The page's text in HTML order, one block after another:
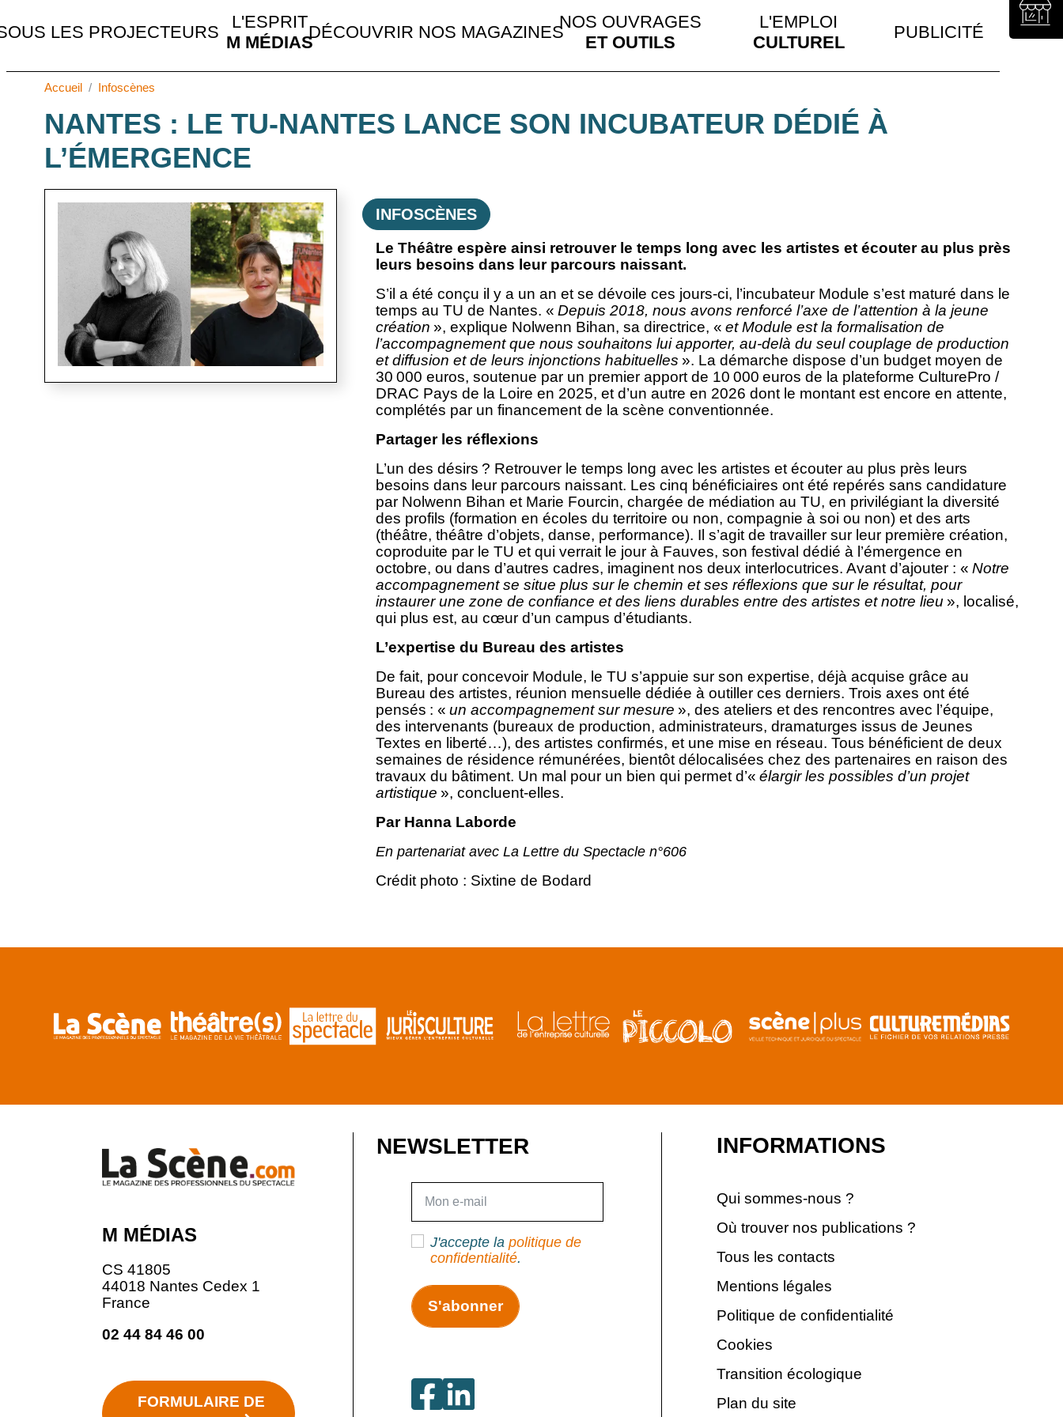
MAIN NAVIGATION
LES PROJECTEURS
L'ESPRIT
M MÉDIAS
DÉCOUVRIR NOS MAGAZINES
NOS OUVRAGES
ET OUTILS
L'EMPLOI
CULTUREL
PUBLICITÉ
Accueil Infoscènes
NANTES : LE TU-NANTES LANCE SON INCUBATEUR DÉDIÉ À
L’ÉMERGENCE
INFOSCÈNES
Image
Le Théâtre espère ainsi retrouver le temps long avec les artistes et écouter au plus près
leurs besoins dans leur parcours naissant.
S’il a été conçu il y a un an et se dévoile ces jours-ci, l’incubateur Module s’est maturé dans le
temps au TU de Nantes. « Depuis 2018, nous avons renforcé l’axe de l’attention à la jeune
création », explique Nolwenn Bihan, sa directrice, « et Module est la formalisation de
l’accompagnement que nous souhaitons lui apporter, au-delà du seul couplage de production
et diffusion et de leurs injonctions habituelles ». La démarche dispose d’un budget moyen de
30 000 euros, soutenue par un premier apport de 10 000 euros de la plateforme CulturePro /
DRAC Pays de la Loire en 2025, et d’un autre en 2026 dont le montant est encore en attente,
complétés par un financement de la scène conventionnée.
Partager les réflexions
L’un des désirs ? Retrouver le temps long avec les artistes et écouter au plus près leurs
besoins dans leur parcours naissant. Les cinq bénéficiaires ont été repérés sans candidature
par Nolwenn Bihan et Marie Fourcin, chargée de médiation au TU, en privilégiant la diversité
des profils (formation en écoles du territoire ou non, compagnie à soi ou non) et des arts
(théâtre, théâtre d’objets, danse, performance). Il s’agit de travailler sur leur première création,
coproduite par le TU et qui verrait le jour à Fauves, son festival dédié à l’émergence en
octobre, ou dans d’autres cadres, imaginent nos deux interlocutrices. Avant d’ajouter : « Notre
accompagnement se situe plus sur le chemin et ses réflexions que sur le résultat, pour
instaurer une zone de confiance et des liens durables entre des artistes et notre lieu », localisé,
qui plus est, au cœur d’un campus d’étudiants.
L’expertise du Bureau des artistes
De fait, pour concevoir Module, le TU s’appuie sur son expertise, déjà acquise grâce au
Bureau des artistes, réunion mensuelle dédiée à outiller ces derniers. Trois axes ont été
pensés : « un accompagnement sur mesure », des ateliers et des rencontres avec l’équipe,
des intervenants (bureaux de production, administrateurs, dramaturges issus de Jeunes
Textes en liberté…), des artistes confirmés, et une mise en réseau. Tous bénéficient de deux
semaines de résidence rémunérées, bientôt délocalisées chez des partenaires en raison des
travaux du bâtiment. Un mal pour un bien qui permet d’« élargir les possibles d’un projet
artistique », concluent-elles.
Par Hanna Laborde
En partenariat avec La Lettre du Spectacle n°606
Crédit photo : Sixtine de Bodard
M MÉDIAS
CS 41805
44018 Nantes Cedex 1
France
02 44 84 46 00
FORMULAIRE DE
NEWSLETTER
J'accepte la politique de
confidentialité.
INFORMATIONS
Qui sommes-nous ?
Où trouver nos publications ?
Tous les contacts
Mentions légales
Politique de confidentialité
Cookies
Transition écologique
Plan du site